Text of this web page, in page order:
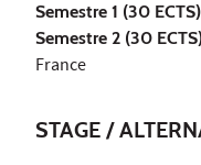
Semestre 1 (30 ECTS)
Semestre 2 (30
France
STAGE /